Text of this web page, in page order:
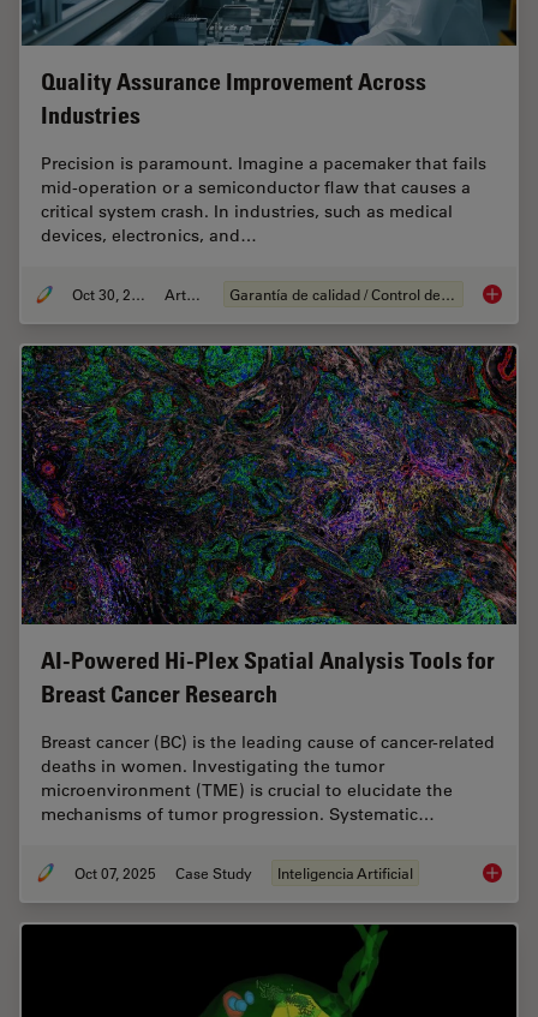
Quality Assurance Improvement Across
Industries
Precision is paramount. Imagine a pacemaker that fails
mid-operation or a semiconductor flaw that causes a
critical system crash. In industries, such as medical
devices, electronics, and…
Oct 30, 2025 Article Garantía de calidad / Control de calidad Quality
AI-Powered Hi-Plex Spatial Analysis Tools for
Breast Cancer Research
Breast cancer (BC) is the leading cause of cancer-related
deaths in women. Investigating the tumor
microenvironment (TME) is crucial to elucidate the
mechanisms of tumor progression. Systematic…
Oct 07, 2025 Case Study Inteligencia Artificial AI-